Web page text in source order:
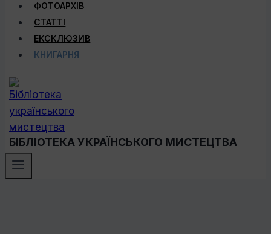
ФОТОАРХІВ
СТАТТІ
ЕКСКЛЮЗИВ
КНИГАРНЯ
БІБЛІОТЕКА УКРАЇНСЬКОГО МИСТЕЦТВА